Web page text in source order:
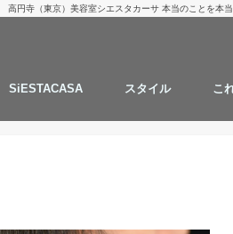
高円寺（東京）美容室シエスタカーサ 本当のことを本
SiESTACASA
お客様からのご質問
タカツグの１日
スタッフの髪型
仕事の流儀
にしざわ たかつぐ 実
思
スタイル
カット
カラー
パーマ
ストレートパーマ
ハナヘナ
継続することで綺麗
こ